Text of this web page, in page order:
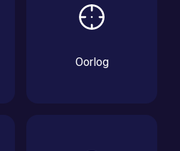
Oorlog